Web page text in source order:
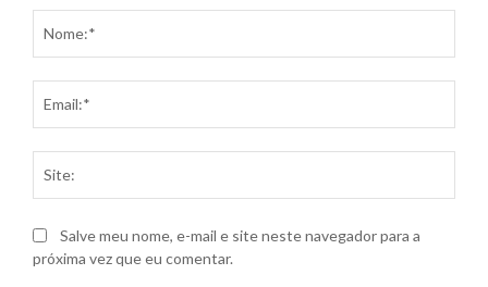
Salve meu nome, e-mail e site neste navegador para a
próxima vez que eu comentar.